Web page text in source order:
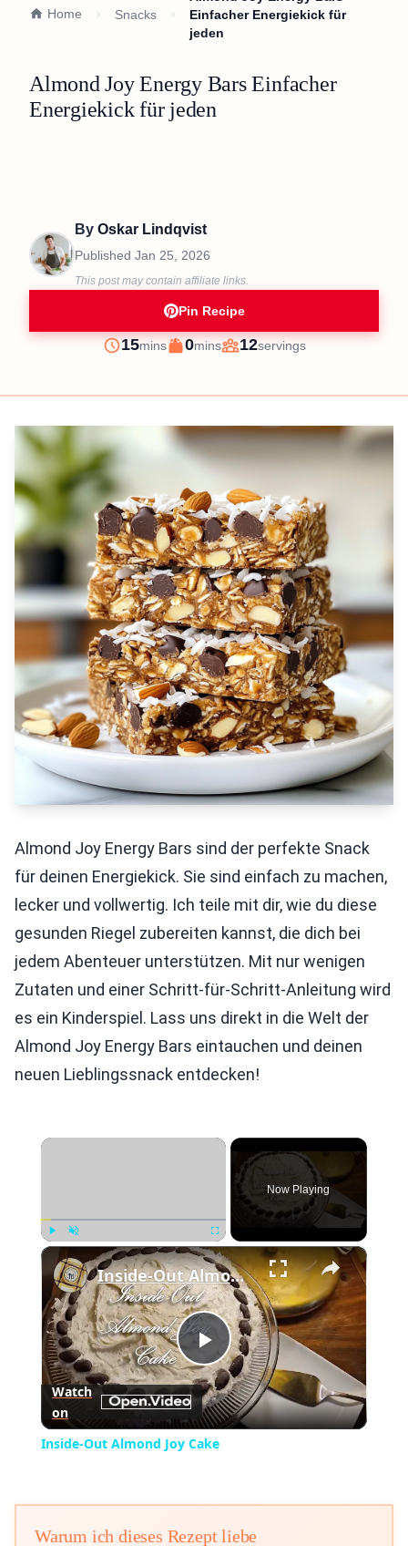
Home Snacks
Einfacher Energiekick für
jeden
Almond Joy Energy Bars Einfacher
Energiekick für jeden
By Oskar Lindqvist
Published Jan 25, 2026
This post may contain affiliate links.
Pin Recipe
Prep
15minutes
mins
Cook
0minutes
mins
Servings
12servings
Almond Joy Energy Bars sind der perfekte Snack
für deinen Energiekick. Sie sind einfach zu machen,
lecker und vollwertig. Ich teile mit dir, wie du diese
gesunden Riegel zubereiten kannst, die dich bei
jedem Abenteuer unterstützen. Mit nur wenigen
Zutaten und einer Schritt-für-Schritt-Anleitung wird
es ein Kinderspiel. Lass uns direkt in die Welt der
Almond Joy Energy Bars eintauchen und deinen
neuen Lieblingssnack entdecken!
×
Fullscreen
Now Playing
×
Play
Video
Inside-Out Almond Joy Cake
Watch
on
Inside-Out Almond Joy Cake
Warum ich dieses Rezept liebe